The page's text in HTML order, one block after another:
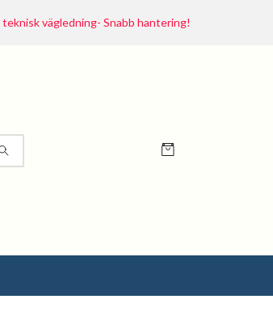
vägledning- Snabb hantering!